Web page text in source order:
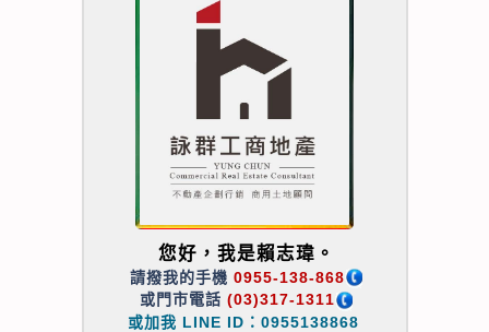
您好，我是賴志瑋。
請撥我的手機 0955-138-868
或門市電話 (03)317-1311
或加我 LINE ID：0955138868